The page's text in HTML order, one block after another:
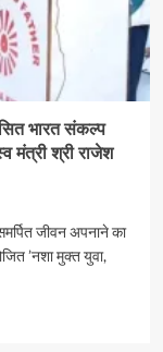
भारत संकल्प
मंत्री श्री राजेश
जीवन अपनाने का
’नशा मुक्त युवा,